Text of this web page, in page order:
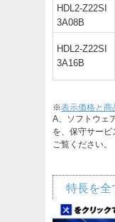
HDL2-Z22SI
3A08B
HDL2-Z22SI
3A16B
※表示価格と商
A、ソフトウェ
を、保守サービ
ご覧ください。
特長を全